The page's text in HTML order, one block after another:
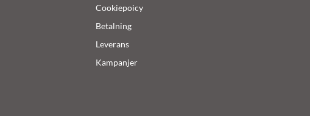
Cookiepoicy
Betalning
Leverans
Kampanjer